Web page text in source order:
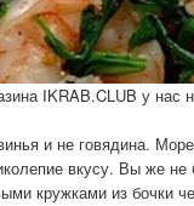
IKRAB.CLUB у нас
и не говядина.
вкусу. Вы же
кружками из бочки